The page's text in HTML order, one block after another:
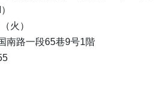
火）
南路一段65巷9号1階